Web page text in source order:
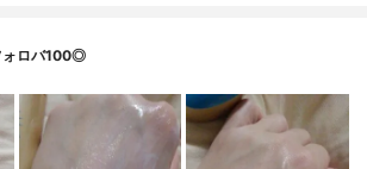
ロバ100◎